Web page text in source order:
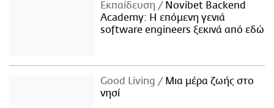
Εκπαίδευση
Novibet Backend
Academy: Η επόμενη γενιά
software engineers ξεκινά από εδώ
Good Living
Μια μέρα ζωής στο
νησί